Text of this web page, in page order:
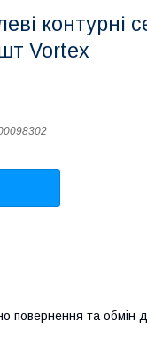
контурні
Vortex
повернення та обмін